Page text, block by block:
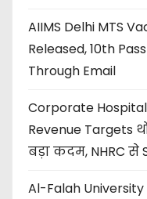
AIIMS Delhi MTS
Released, 10th
Through Email
Corporate
Revenue Targets
बड़ा कदम, NHRC से
Al-Falah